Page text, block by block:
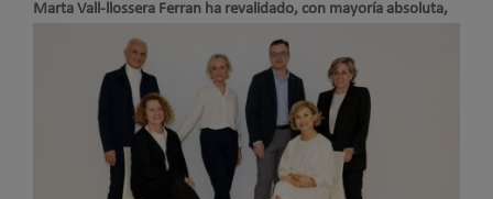
Marta Vall-llossera Ferran ha revalidado, con mayoría absoluta,